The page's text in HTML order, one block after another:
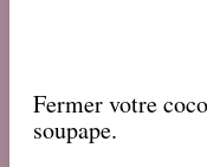
Fermer votre
soupape.